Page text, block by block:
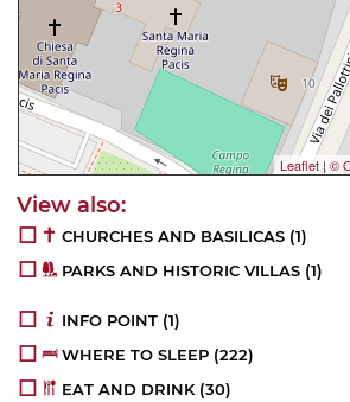
Leaflet| ©
CHURCHES AND BASILICAS (1)
PARKS AND HISTORIC VILLAS (1)
INFO POINT (1)
WHERE TO SLEEP (222)
EAT AND DRINK (30)